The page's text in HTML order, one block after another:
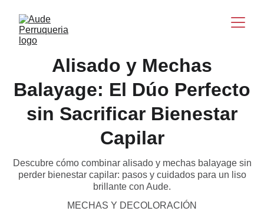
Alisado y Mechas
Balayage: El Dúo Perfecto
sin Sacrificar Bienestar
Capilar
Descubre cómo combinar alisado y mechas balayage sin
perder bienestar capilar: pasos y cuidados para un liso
brillante con Aude.
MECHAS Y DECOLORACIÓN